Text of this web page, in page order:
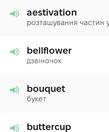
aestivation
розташування частин у
bellflower
дзвіночок
bouquet
букет
buttercup